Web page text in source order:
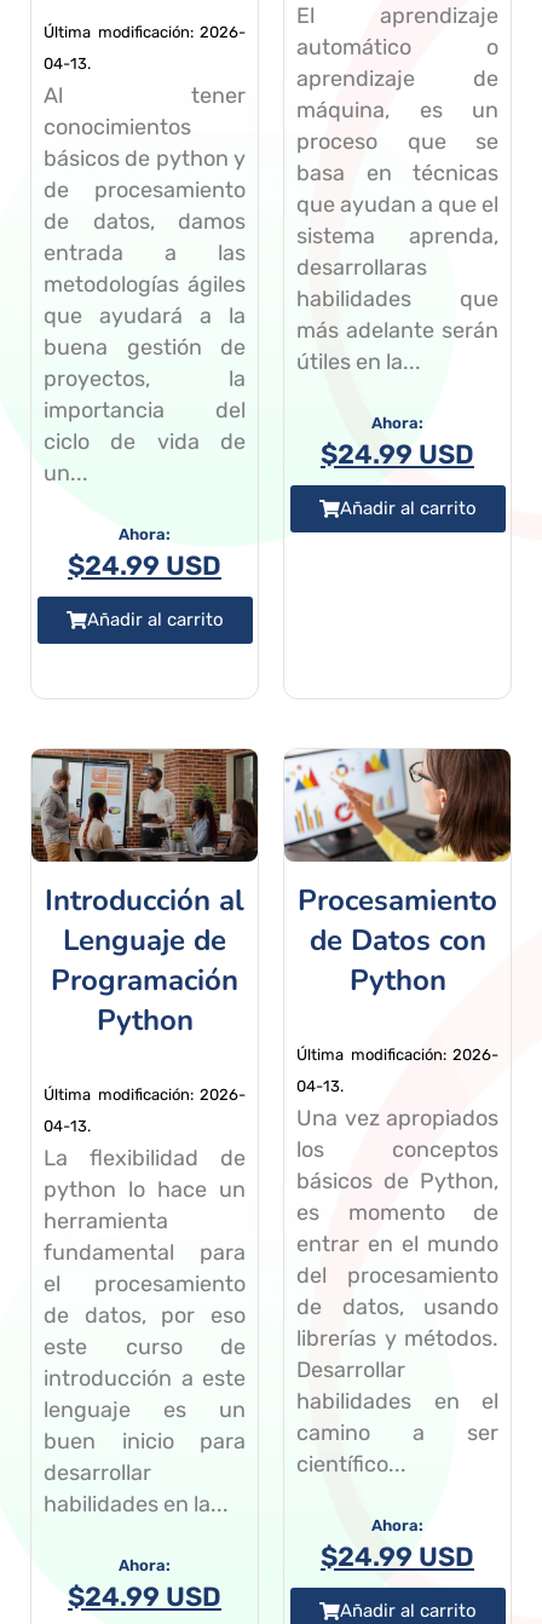
Última modificación: 2026-
04-13.
Al tener
conocimientos
básicos de python y
de procesamiento
de datos, damos
entrada a las
metodologías ágiles
que ayudará a la
buena gestión de
proyectos, la
importancia del
ciclo de vida de
un...
$24.99 USD
Añadir al carrito
El aprendizaje
automático o
aprendizaje de
máquina, es un
proceso que se
basa en técnicas
que ayudan a que el
sistema aprenda,
desarrollaras
habilidades que
más adelante serán
útiles en la...
$24.99 USD
Añadir al carrito
Introducción al
Lenguaje de
Programación
Python
Última modificación: 2026-
04-13.
La flexibilidad de
python lo hace un
herramienta
fundamental para
el procesamiento
de datos, por eso
este curso de
introducción a este
lenguaje es un
buen inicio para
desarrollar
habilidades en la...
$24.99 USD
Procesamiento
de Datos con
Python
Última modificación: 2026-
04-13.
Una vez apropiados
los conceptos
básicos de Python,
es momento de
entrar en el mundo
del procesamiento
de datos, usando
librerías y métodos.
Desarrollar
habilidades en el
camino a ser
científico...
$24.99 USD
Añadir al carrito